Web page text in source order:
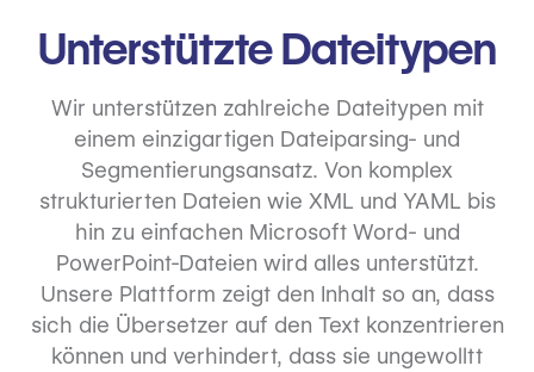
Unterstützte Dateitypen
Wir unterstützen zahlreiche Dateitypen mit
einem einzigartigen Dateiparsing- und
Segmentierungsansatz. Von komplex
strukturierten Dateien wie XML und YAML bis
hin zu einfachen Microsoft Word- und
PowerPoint-Dateien wird alles unterstützt.
Unsere Plattform zeigt den Inhalt so an, dass
sich die Übersetzer auf den Text konzentrieren
können und verhindert, dass sie ungewolltt